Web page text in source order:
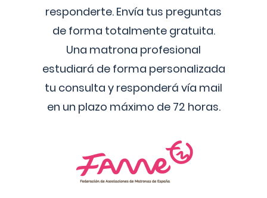
responderte. Envía tus preguntas
de forma totalmente gratuita.
Una matrona profesional
estudiará de forma personalizada
tu consulta y responderá vía mail
en un plazo máximo de 72 horas.